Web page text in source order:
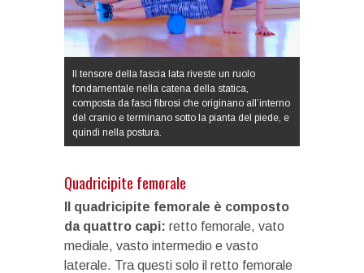
Il tensore della fascia lata riveste un ruolo
fondamentale nella catena della statica,
composta da fasci fibrosi che originano all’interno
del cranio e terminano sotto la pianta del piede, e
quindi nella postura.
Quadricipite femorale
Il quadricipite femorale è composto
da quattro capi: retto femorale, vato
mediale, vasto intermedio e vasto
laterale. Tra questi solo il retto femorale